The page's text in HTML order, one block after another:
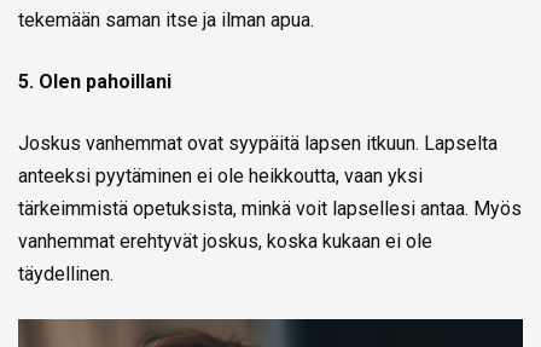
tekemään saman itse ja ilman apua.
5. Olen pahoillani
Joskus vanhemmat ovat syypäitä lapsen itkuun. Lapselta
anteeksi pyytäminen ei ole heikkoutta, vaan yksi
tärkeimmistä opetuksista, minkä voit lapsellesi antaa. Myös
vanhemmat erehtyvät joskus, koska kukaan ei ole
täydellinen.